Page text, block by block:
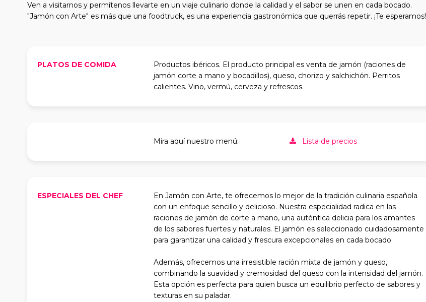
Ven a visitarnos y permítenos llevarte en un viaje culinario donde la calidad y el sabor se unen en cada bocado.
"Jamón con Arte" es más que una foodtruck, es una experiencia gastronómica que querrás repetir. ¡Te esperamos!
PLATOS DE COMIDA
Productos ibéricos. El producto principal es venta de jamón (raciones de
jamón corte a mano y bocadillos), queso, chorizo y salchichón. Perritos
calientes. Vino, vermú, cerveza y refrescos.
Mira aquí nuestro menú: Lista de precios
ESPECIALES DEL CHEF
En Jamón con Arte, te ofrecemos lo mejor de la tradición culinaria española
con un enfoque sencillo y delicioso. Nuestra especialidad radica en las
raciones de jamón de corte a mano, una auténtica delicia para los amantes
de los sabores fuertes y naturales. El jamón es seleccionado cuidadosamente
para garantizar una calidad y frescura excepcionales en cada bocado.
Además, ofrecemos una irresistible ración mixta de jamón y queso,
combinando la suavidad y cremosidad del queso con la intensidad del jamón.
Esta opción es perfecta para quien busca un equilibrio perfecto de sabores y
texturas en su paladar.